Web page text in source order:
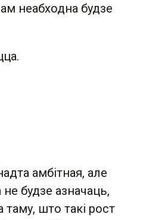
неабходна будзе
амбітная, але
будзе азначаць,
што такі рост